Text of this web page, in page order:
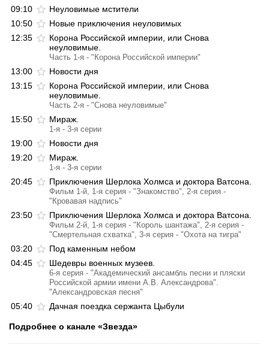
09:10
Неуловимые мстители
10:50
Новые приключения неуловимых
12:35
Корона Российской империи, или Снова
неуловимые.
Часть 1-я - "Корона Российской империи"
13:00
Новости дня
13:15
Корона Российской империи, или Снова
неуловимые.
Часть 2-я - "Снова неуловимые"
15:50 Мираж.
1-я - 3-я серии
19:00
Новости дня
19:20
Мираж.
1-я - 3-я серии
20:45 Приключения Шерлока Холмса и доктора Ватсона.
Фильм 1-й, 1-я серия - "Знакомство", 2-я серия -
"Кровавая надпись"
23:50 Приключения Шерлока Холмса и доктора Ватсона.
Фильм 2-й, 1-я серия - "Король шантажа", 2-я серия -
"Смертельная схватка", 3-я серия - "Охота на тигра"
03:20
Под каменным небом
04:45
Шедевры военных музеев.
6-я серия - "Академический ансамбль песни и пляски
Российской армии имени А.В. Александрова".
"Александровская песня"
05:40 Дачная поездка сержанта Цыбули
Подробнее о канале «Звезда»